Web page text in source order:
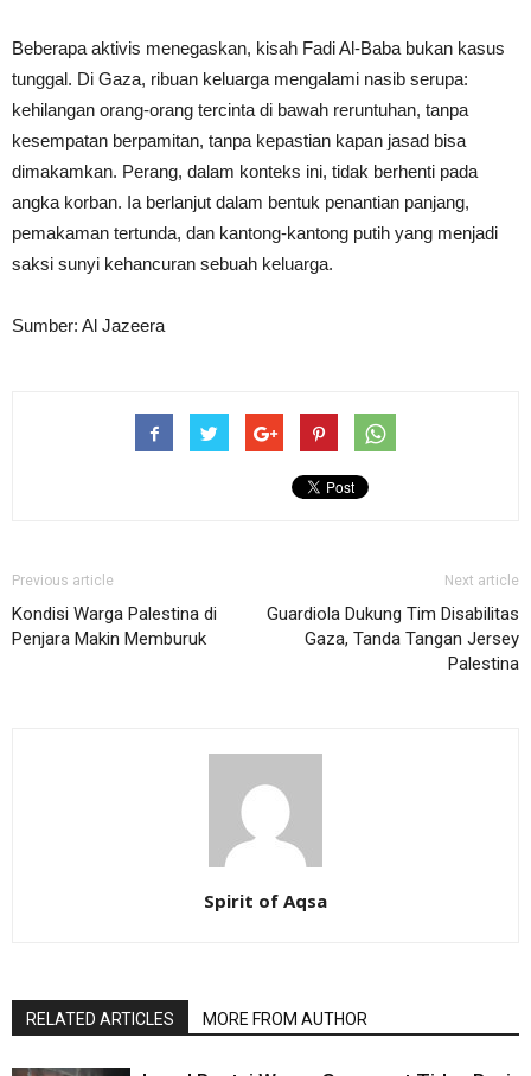
Beberapa aktivis menegaskan, kisah Fadi Al-Baba bukan kasus
tunggal. Di Gaza, ribuan keluarga mengalami nasib serupa:
kehilangan orang-orang tercinta di bawah reruntuhan, tanpa
kesempatan berpamitan, tanpa kepastian kapan jasad bisa
dimakamkan. Perang, dalam konteks ini, tidak berhenti pada
angka korban. Ia berlanjut dalam bentuk penantian panjang,
pemakaman tertunda, dan kantong-kantong putih yang menjadi
saksi sunyi kehancuran sebuah keluarga.
Sumber: Al Jazeera
Previous article
Kondisi Warga Palestina di
Penjara Makin Memburuk
Next article
Guardiola Dukung Tim Disabilitas
Gaza, Tanda Tangan Jersey
Palestina
Spirit of Aqsa
RELATED ARTICLES MORE FROM AUTHOR